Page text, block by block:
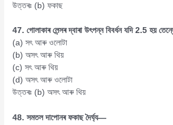
উত্তৰঃ (b) ফকাছ
47. গোলাকাৰ লেন্সৰ দ্বাৰা উৎপন্ন বিবৰ্ধন যদি 2.5 হয়
(a) সৎ আৰু ওলোটা
(b) অসৎ আৰু থিয়
(c) সৎ আৰু থিয়
(d) অসৎ আৰু ওলোটা
উত্তৰঃ (b) অসৎ আৰু থিয়
48. সমতল দাপোনৰ ফকাছ দৈৰ্ঘ্য—